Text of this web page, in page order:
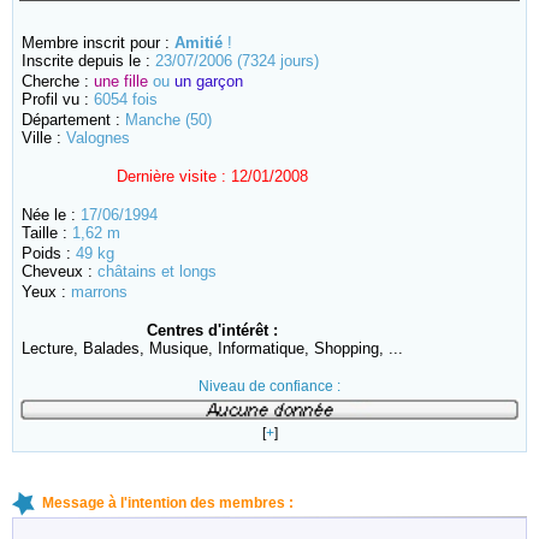
Membre inscrit pour : Amitié !
Inscrite depuis le : 23/07/2006 (7324 jours)
Cherche : une fille ou un garçon
Profil vu : 6054 fois
Département : Manche (50)
Ville : Valognes
Dernière visite : 12/01/2008
Née le : 17/06/1994
Taille : 1,62 m
Poids : 49 kg
Cheveux : châtains et longs
Yeux : marrons
Centres d'intérêt :
Lecture, Balades, Musique, Informatique, Shopping, ...
Niveau de confiance :
[+]
Message à l'intention des membres :